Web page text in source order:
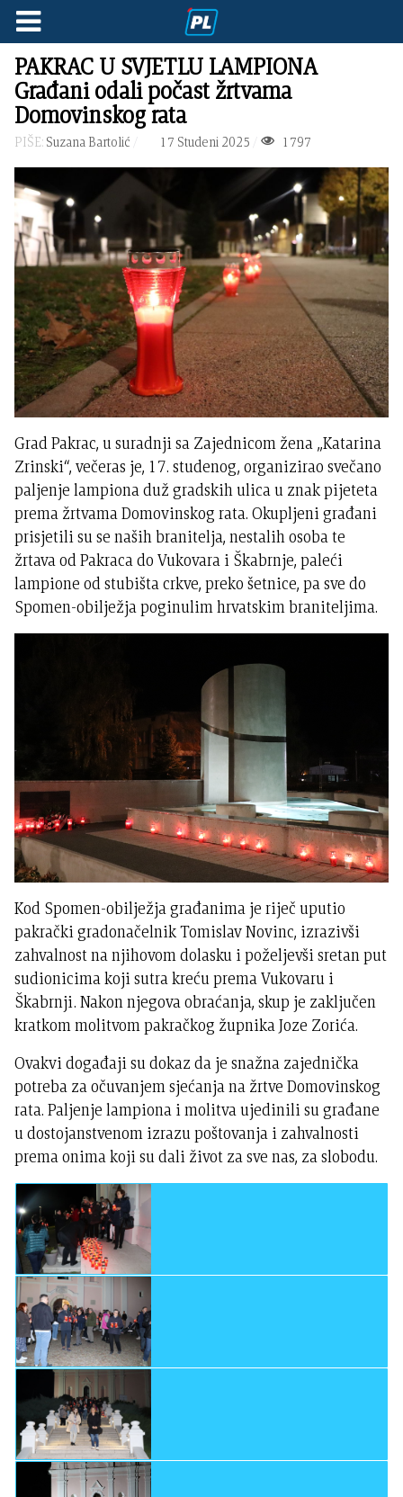
PAKRAC U SVJETLU LAMPIONA
Građani odali počast žrtvama
Domovinskog rata
PIŠE: Suzana Bartolić 17 Studeni 2025 1797
Grad Pakrac, u suradnji sa Zajednicom žena „Katarina
Zrinski“, večeras je, 17. studenog, organizirao svečano
paljenje lampiona duž gradskih ulica u znak pijeteta
prema žrtvama Domovinskog rata. Okupljeni građani
prisjetili su se naših branitelja, nestalih osoba te
žrtava od Pakraca do Vukovara i Škabrnje, paleći
lampione od stubišta crkve, preko šetnice, pa sve do
Spomen-obilježja poginulim hrvatskim braniteljima.
Kod Spomen-obilježja građanima je riječ uputio
pakrački gradonačelnik Tomislav Novinc, izrazivši
zahvalnost na njihovom dolasku i poželjevši sretan put
sudionicima koji sutra kreću prema Vukovaru i
Škabrnji. Nakon njegova obraćanja, skup je zaključen
kratkom molitvom pakračkog župnika Joze Zorića.
Ovakvi događaji su dokaz da je snažna zajednička
potreba za očuvanjem sjećanja na žrtve Domovinskog
rata. Paljenje lampiona i molitva ujedinili su građane
u dostojanstvenom izrazu poštovanja i zahvalnosti
prema onima koji su dali život za sve nas, za slobodu.